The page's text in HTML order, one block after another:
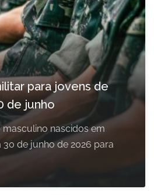
para jovens de
de junho
nascidos em
de junho de 2026 para